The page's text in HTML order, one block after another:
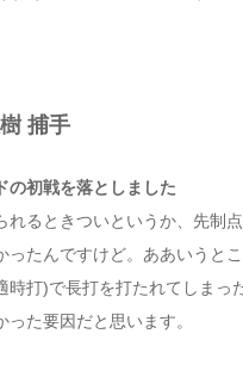
捕手
初戦を落としました
れるときついというか、先制
ったんですけど。ああいうと
時打)で長打を打たれてしまっ
った要因だと思います。